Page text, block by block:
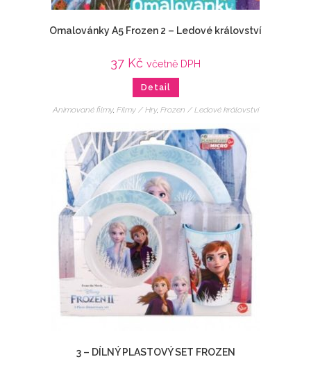
Omalovánky A5 Frozen 2 – Ledové království
37 Kč včetně DPH
Detail
Animované filmy, Filmy / Hry, Frozen / Ledové království
3 – DÍLNÝ PLASTOVÝ SET FROZEN